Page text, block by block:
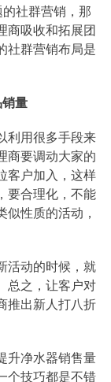
的社群营销，那
商吸收和拓展团
社群营销布局是
量
利用很多手段来
商要调动大家的
客户加入，这样
要合理化，不能
性质的活动，
活动的时候，就
总之，让客户对
推出新人打八折
升净水器销售量
个技巧都是不错